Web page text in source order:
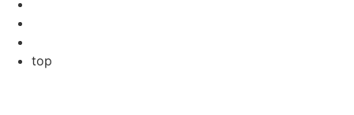
top